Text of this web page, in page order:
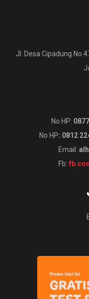
Jl. Desa Cipadung
No HP:
No HP: 0812
Email:
Fb: